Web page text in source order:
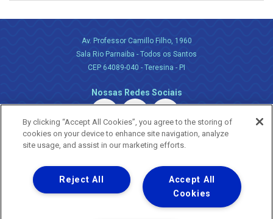
Av. Professor Camillo Filho, 1960
Sala Rio Parnaiba - Todos os Santos
CEP 64089-040 - Teresina - PI
Nossas Redes Sociais
Uma empresa
Copyright ® 2026 - Todos os Direitos Reservados.
Nossa natureza movimenta a vida
By clicking “Accept All Cookies”, you agree to the storing of
cookies on your device to enhance site navigation, analyze
site usage, and assist in our marketing efforts.
Accept All
Cookies
Reject All